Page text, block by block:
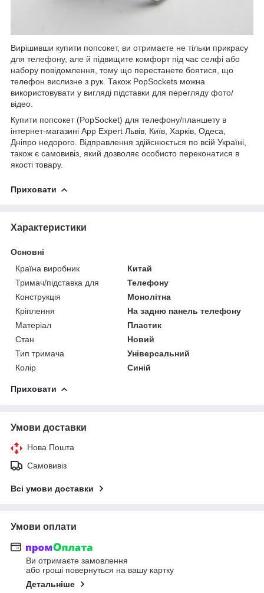
Вирішивши купити попсокет, ви отримаєте не тільки прикрасу
для телефону, але й підвищите комфорт під час селфі або
набору повідомлення, тому що перестанете боятися, що
телефон вислизне з рук. Також PopSockets можна
використовувати у вигляді підставки для перегляду фото/
відео.
Купити попсокет (PopSocket) для телефону/планшету в
інтернет-магазині App Expert Львів, Київ, Харків, Одеса,
Дніпро недорого. Відправлення здійснюється по всій Україні,
також є самовивіз, який дозволяє особисто переконатися в
якості товару.
Приховати
Характеристики
Основні
Країна виробник
Китай
Тримач/підставка для
Телефону
Конструкція
Монолітна
Кріплення
На задню панель телефону
Матеріал
Пластик
Стан
Новий
Тип тримача
Універсальний
Колір
Синій
Приховати
Умови доставки
Нова Пошта
Самовивіз
Всі умови доставки
Умови оплати
Ви отримаєте замовлення
або гроші повернуться на вашу картку
Детальніше